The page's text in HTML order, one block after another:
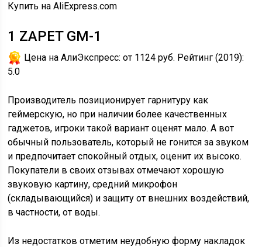
Купить на AliExpress.com
1 ZAPET GM-1
Цена на АлиЭкспресс:от 1124 руб. Рейтинг (2019):
5.0
Производитель позиционирует гарнитуру как
геймерскую, но при наличии более качественных
гаджетов, игроки такой вариант оценят мало. А вот
обычный пользователь, который не гонится за звуком
и предпочитает спокойный отдых, оценит их высоко.
Покупатели в своих отзывах отмечают хорошую
звуковую картину, средний микрофон
(складывающийся) и защиту от внешних воздействий,
в частности, от воды.
Из недостатков отметим неудобную форму накладок